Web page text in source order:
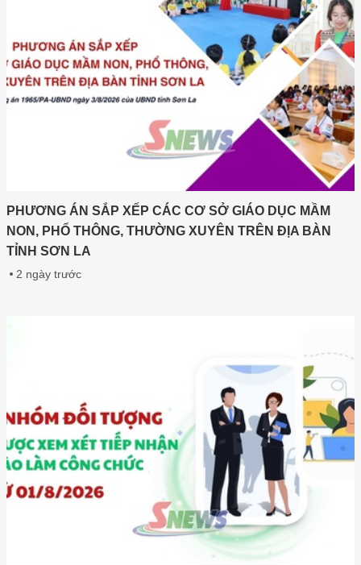
PHƯƠNG ÁN SẮP XẾP CÁC CƠ SỞ GIÁO DỤC MẦM
NON, PHỔ THÔNG, THƯỜNG XUYÊN TRÊN ĐỊA BÀN
TỈNH SƠN LA
2 ngày trước